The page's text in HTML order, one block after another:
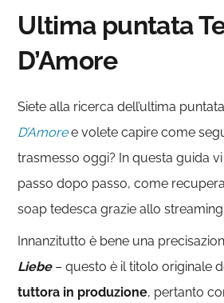
Ultima puntata
D’Amore
Siete alla ricerca dell’ultima
D’Amoree volete capire come
trasmesso oggi? In questa guida
passo dopo passo, come
soap tedesca grazie allo streaming.
Innanzitutto è bene una
Liebe – questo è il titolo originale
tuttora in produzione, pertanto